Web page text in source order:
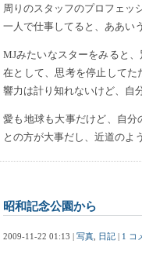
周りのスタッフのプロフェッ
一人で仕事してると、ああい
MJみたいなスターをみると
在として、思考を停止して
響力は計り知れないけど、自
愛も地球も大事だけど、自分
との方が大事だし、近道のよ
昭和記念公園から
2009-11-22 01:13 | 写真 日記 1 コ